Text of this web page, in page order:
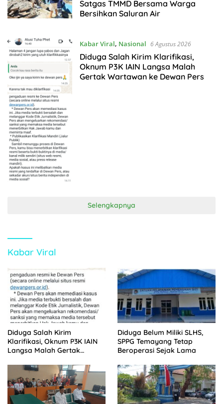
Satgas TMMD Bersama Warga
Bersihkan Saluran Air
Kabar Viral, Nasional 6 Agustus 2026
Diduga Salah Kirim Klarifikasi,
Oknum P3K IAIN Langsa Malah
Gertak Wartawan ke Dewan Pers
Selengkapnya
Kabar Viral
Diduga Salah Kirim
Klarifikasi, Oknum P3K IAIN
Langsa Malah Gertak
Diduga Belum Miliki SLHS,
SPPG Temayang Tetap
Beroperasi Sejak Lama